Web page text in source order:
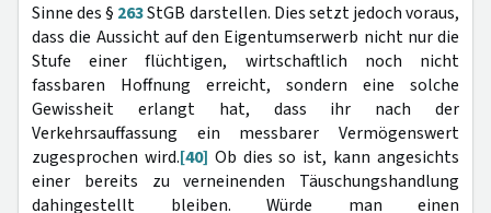
Sinne des § 263StGB darstellen. Dies setzt jedoch voraus,
dass die Aussicht auf den Eigentumserwerb nicht nur die
Stufe einer flüchtigen, wirtschaftlich noch nicht
fassbaren Hoffnung erreicht, sondern eine solche
Gewissheit erlangt hat, dass ihr nach der
Verkehrsauffassung ein messbarer Vermögenswert
zugesprochen wird.[40] Ob dies so ist, kann angesichts
einer bereits zu verneinenden Täuschungshandlung
dahingestellt bleiben. Würde man einen